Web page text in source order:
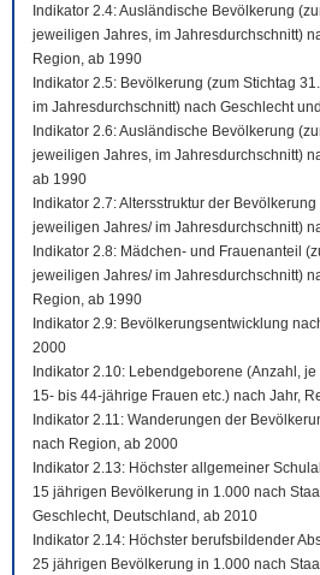
Indikator 2.4: Ausländische Bevölkerung
jeweiligen Jahres, im Jahresdurchschnitt)
Region, ab 1990
Indikator 2.5: Bevölkerung (zum Stichtag
im Jahresdurchschnitt) nach Geschlecht
Indikator 2.6: Ausländische Bevölkerung
jeweiligen Jahres, im Jahresdurchschnitt)
ab 1990
Indikator 2.7: Altersstruktur der
jeweiligen Jahres/ im Jahresdurchschnitt)
Indikator 2.8: Mädchen- und Frauenanteil
jeweiligen Jahres/ im Jahresdurchschnitt)
Region, ab 1990
Indikator 2.9: Bevölkerungsentwicklung
2000
Indikator 2.10: Lebendgeborene (Anzahl,
15- bis 44-jährige Frauen etc.) nach Jahr,
Indikator 2.11: Wanderungen der
nach Region, ab 2000
Indikator 2.13: Höchster allgemeiner
15 jährigen Bevölkerung in 1.000 nach
Geschlecht, Deutschland, ab 2010
Indikator 2.14: Höchster berufsbildender
25 jährigen Bevölkerung in 1.000 nach